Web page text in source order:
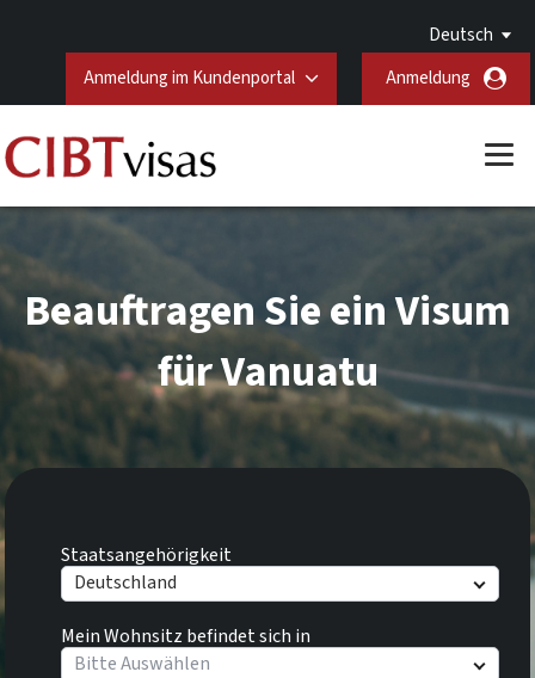
Deutsch
Anmeldung im Kundenportal
Anmeldung
Staatsangehörigkeit
Deutschland
Mein Wohnsitz befindet sich in
Bitte Auswählen
Beauftragen Sie ein Visum
für Vanuatu